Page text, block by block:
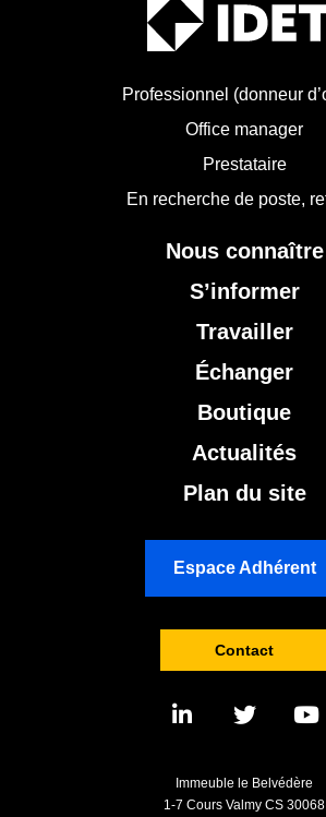
Professionnel (donneur
Office manager
Prestataire
En recherche de poste,
Nous connaître
S’informer
Travailler
Échanger
Boutique
Actualités
Plan du site
Espace Adhérent
Contact
Immeuble le Belvédère
1-7 Cours Valmy CS 30068